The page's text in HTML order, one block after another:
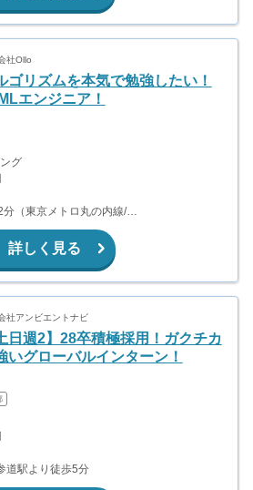
社Ollo
ゴリズムを本気で勉強したい！
エンジニア！
グ
本郷三丁目駅より徒歩2分（東京メトロ丸の内線/都営地下鉄大江戸線）
詳しく見る
社アンビエントナビ
日週2】28卒積極採用！ガクチカ
いグローバルインターン！
道駅より徒歩5分